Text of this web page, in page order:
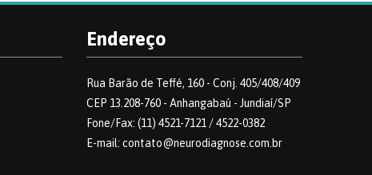
Endereço
Rua Barão de Teffé, 160 - Conj. 405/408/409
CEP 13.208-760 - Anhangabaú - Jundiaí/SP
Fone/Fax: (11) 4521-7121 / 4522-0382
E-mail: contato@neurodiagnose.com.br